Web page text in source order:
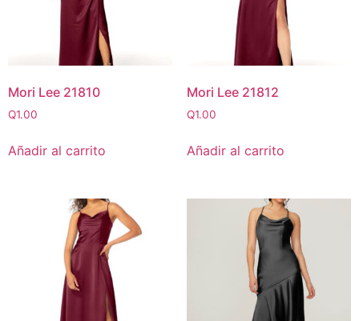
Mori Lee 21810
Q1.00
Añadir al carrito
Mori Lee 21812
Q1.00
Añadir al carrito